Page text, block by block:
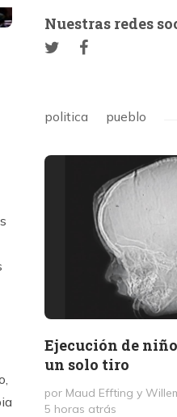
Nuestras redes
politica pueblo
Ejecución de
un solo tiro
por Maud Effting y
5 horas atrás